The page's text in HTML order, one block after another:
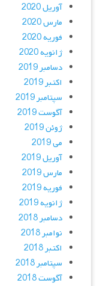
آوریل 2020
مارس 2020
فوریه 2020
ژانویه 2020
دسامبر 2019
اکتبر 2019
سپتامبر 2019
آگوست 2019
ژوئن 2019
می 2019
آوریل 2019
مارس 2019
فوریه 2019
ژانویه 2019
دسامبر 2018
نوامبر 2018
اکتبر 2018
سپتامبر 2018
آگوست 2018